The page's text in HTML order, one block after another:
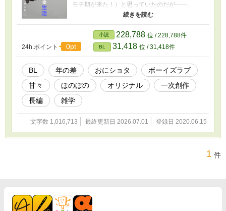
モテ期が来た！）と思っていたのだが――。
【作品説明】 この作品は、お兄ちゃん×ショタっ
いの愛を育んでいくボーイズラブ小説です。 セ
ルフレイティングの無い小説なので、全年齢の
皆様に読んでいただけます。 尊いおにショタを
書いていきたいです。気に入っていただけた
ら、応援よろしくお願いします！ 更新告知は近
況ボード
（https://www.alphapolis.co.jp/diary/index/2358
09248）からご確認ください(^^)/
24h.ポイント 0pt
小説 228,788 位 / 228,788件
BL 31,418 位 / 31,418件
BL 年の差 おにショタ
ボーイズラブ
甘々
ほのぼの オリジナル
一次創作
長編
雑学
文字数 1,016,713 最終更新日 2026.07.01 登録日 2020.06.15
1 件